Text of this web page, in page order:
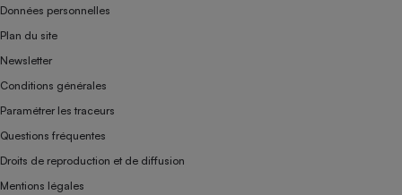
Données personnelles
Plan du site
Newsletter
Conditions générales
Paramétrer les traceurs
Questions fréquentes
Droits de reproduction et de diffusion
Mentions légales